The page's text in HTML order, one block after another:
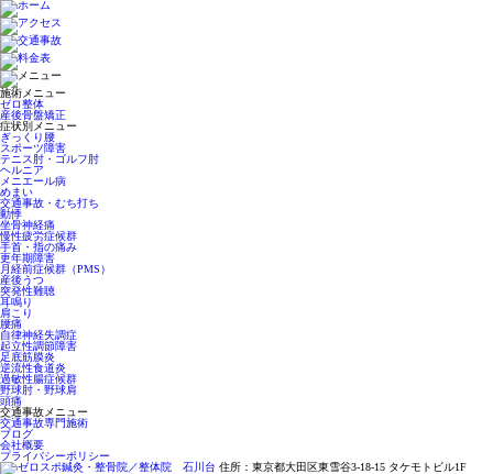
施術メニュー
ゼロ整体
産後骨盤矯正
症状別メニュー
ぎっくり腰
スポーツ障害
テニス肘・ゴルフ肘
ヘルニア
メニエール病
めまい
交通事故・むち打ち
動悸
坐骨神経痛
慢性疲労症候群
手首・指の痛み
更年期障害
月経前症候群（PMS）
産後うつ
突発性難聴
耳鳴り
肩こり
腰痛
自律神経失調症
起立性調節障害
足底筋膜炎
逆流性食道炎
過敏性腸症候群
野球肘・野球肩
頭痛
交通事故メニュー
交通事故専門施術
ブログ
会社概要
プライバシーポリシー
住所：東京都大田区東雪谷3-18-15 タケモトビル1F